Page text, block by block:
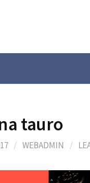
tauro
/ WEBADMIN /